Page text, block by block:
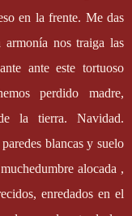
en la frente. Me das
armonía nos traiga las
ante este tortuoso
perdido madre,
la tierra. Navidad.
blancas y suelo
alocada ,
enredados en el